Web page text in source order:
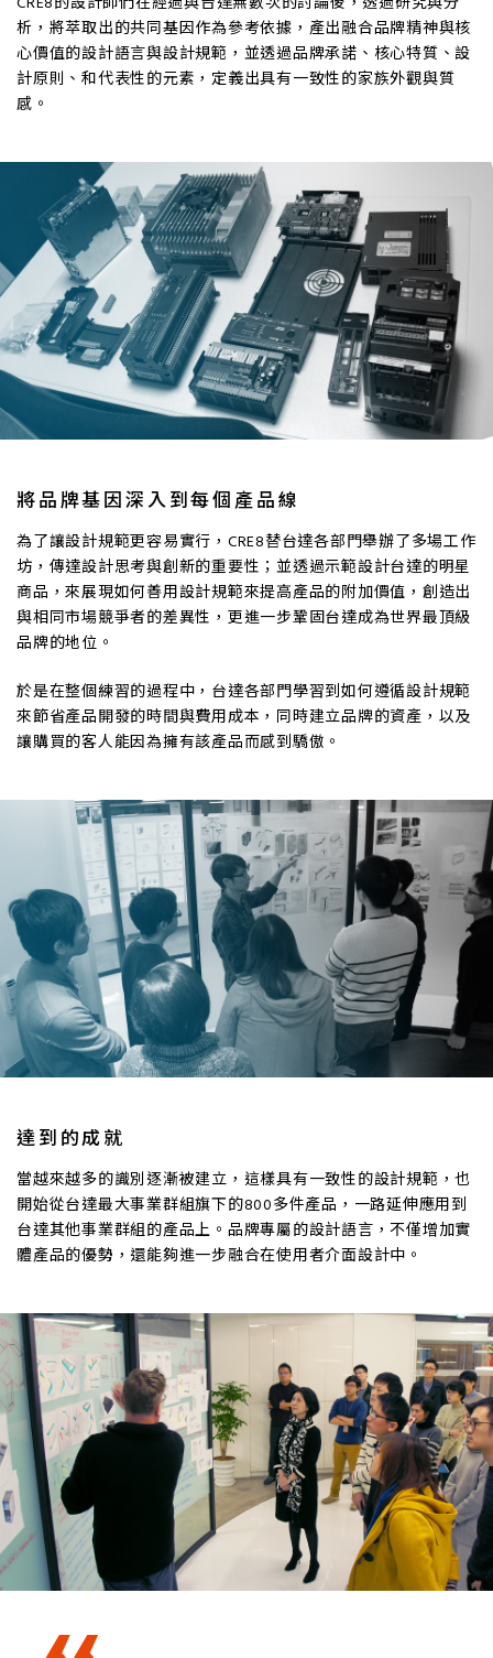
析，將萃取出的共同基因作為參考依據，產出融合品牌精神與核
心價值的設計語言與設計規範，並透過品牌承諾、核心特質、設
計原則、和代表性的元素，定義出具有一致性的家族外觀與質
感。
將品牌基因深入到每個產品線
為了讓設計規範更容易實行，CRE8替台達各部門舉辦了多場工作
坊，傳達設計思考與創新的重要性；並透過示範設計台達的明星
商品，來展現如何善用設計規範來提高產品的附加價值，創造出
與相同市場競爭者的差異性，更進一步鞏固台達成為世界最頂級
品牌的地位。
於是在整個練習的過程中，台達各部門學習到如何遵循設計規範
來節省產品開發的時間與費用成本，同時建立品牌的資產，以及
讓購買的客人能因為擁有該產品而感到驕傲。
達到的成就
當越來越多的識別逐漸被建立，這樣具有一致性的設計規範，也
開始從台達最大事業群組旗下的800多件產品，一路延伸應用到
台達其他事業群組的產品上。品牌專屬的設計語言，不僅增加實
體產品的優勢，還能夠進一步融合在使用者介面設計中。